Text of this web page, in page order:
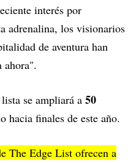
interés por
adrenalina, los visionarios
de aventura han
ahora".
se ampliará a 50
hacia finales de este año.
The Edge List ofrecen a